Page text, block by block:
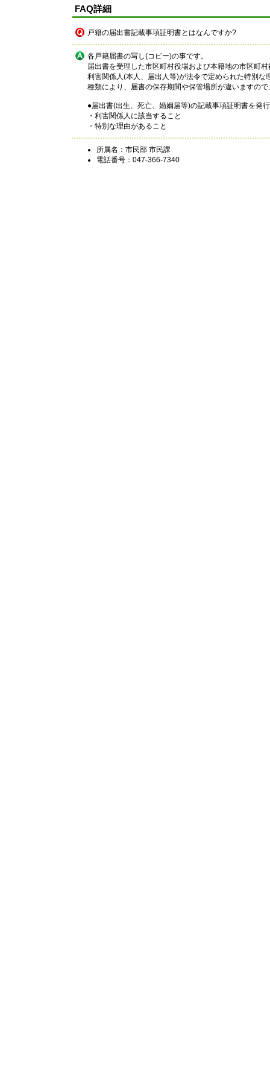
FAQ詳細
戸籍の届出書記載事項証明書とはなんですか?
各戸籍届書の写し(コピー)の事です。
届出書を受理した市区町村役場および本籍地の市区町
利害関係人(本人、届出人等)が法令で定められた特別な
種類により、届書の保存期間や保管場所が違いますの
●届出書(出生、死亡、婚姻届等)の記載事項証明書を発
・利害関係人に該当すること
・特別な理由があること
所属名：市民部 市民課
電話番号：047-366-7340